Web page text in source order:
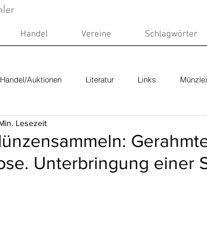
Handel Vereine Schlagwörter
Handel/Auktionen Literatur Links
Unterbringung einer
Lesezeit